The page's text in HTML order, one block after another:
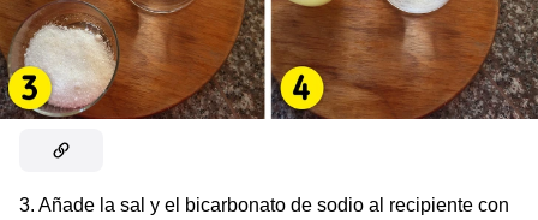
3. Añade la sal y el bicarbonato de sodio al recipiente con